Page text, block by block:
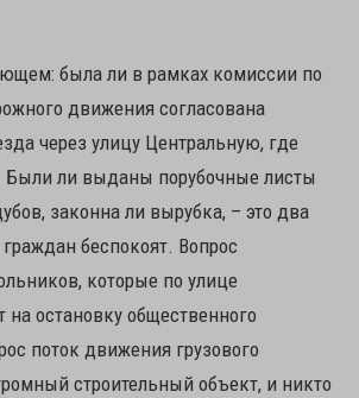
была ли в рамках комиссии по
движения согласована
через улицу Центральную, где
ли выданы порубочные листы
законна ли вырубка, – это два
беспокоят. Вопрос
которые по улице
на остановку общественного
поток движения грузового
строительный объект, и никто